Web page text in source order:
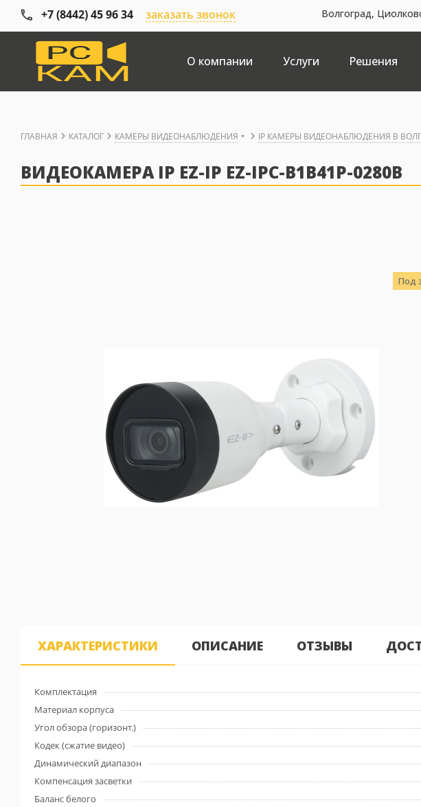
+7 (8442) 45 96 34 заказать звонок Волгоград,
О компании Услуги Решения
ГЛАВНАЯ КАТАЛОГ КАМЕРЫ ВИДЕОНАБЛЮДЕНИЯ IP КАМЕРЫ ВИДЕОНАБЛЮДЕНИЯ В
ВИДЕОКАМЕРА IP EZ-IP EZ-IPC-B1B41P-0280B
Под
ХАРАКТЕРИСТИКИ ОПИСАНИЕ ОТЗЫВЫ
Комплектация
Материал корпуса
Угол обзора (горизонт.)
Кодек (сжатие видео)
Динамический диапазон
Компенсация засветки
Баланс белого